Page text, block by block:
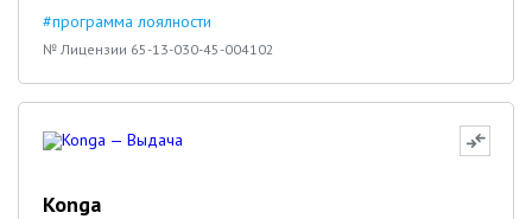
#программа лоялности
№ Лицензии 65-13-030-45-004102
Konga